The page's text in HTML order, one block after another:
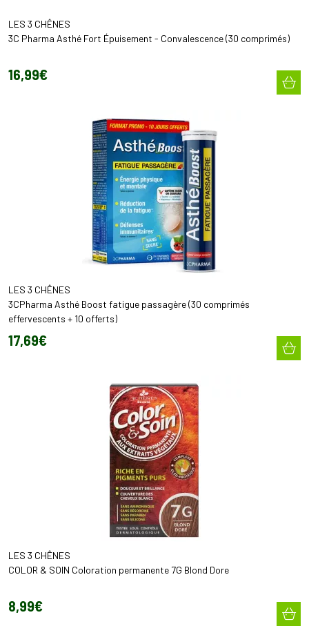
LES 3 CHÊNES
3C Pharma Asthé Fort Épuisement - Convalescence (30 comprimés)
16,99€
LES 3 CHÊNES
3CPharma Asthé Boost fatigue passagère (30 comprimés
effervescents + 10 offerts)
17,69€
LES 3 CHÊNES
COLOR & SOIN Coloration permanente 7G Blond Dore
8,99€